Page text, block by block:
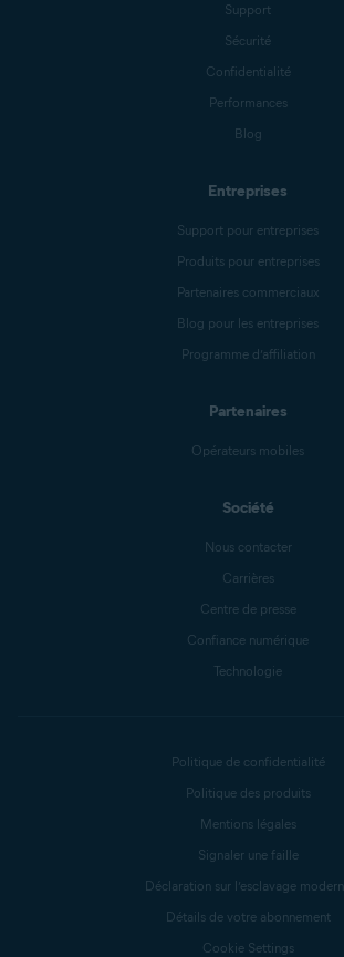
Support
Sécurité
Confidentialité
Performances
Blog
Entreprises
Support pour entreprises
Produits pour entreprises
Partenaires commerciaux
Blog pour les entreprises
Programme d’affiliation
Partenaires
Opérateurs mobiles
Société
Nous contacter
Carrières
Centre de presse
Confiance numérique
Technologie
Politique de confidentialité
Politique des produits
Mentions légales
Signaler une faille
Déclaration sur l’esclavage
Détails de votre abonnement
Cookie Settings